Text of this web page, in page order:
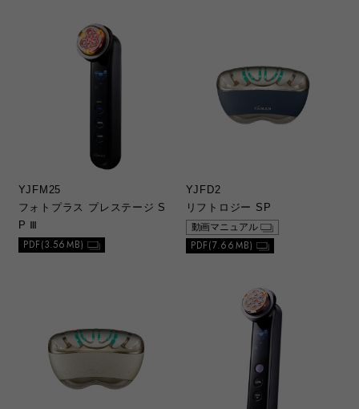
お持ちの製品がその後の仕様変更により、異
なる場合があります。
3）製品には、取扱説明書を補足する安全上の
注意喚起や操作ガイドなどの別紙類が同梱さ
れていることがありますが、本ウェブサイト
ではそれらの別紙類全てが公開されているわ
けではありませんのでご了承ください。
c. 本サービスの更新、変更、中止について
ものに代えて、改訂版を本ウェブサイトに掲
載する場合があります。ただし、本ウェブサ
イトに公開されている総合カタログ、取扱説
明書は、変更の度に修正・更新するものでは
の仕様変更や総合カタログ、取扱説明書の改
版に伴い、当社の選択により、予告なく削除
する場合があります。
3）本ウェブサイトのサービスは予告なく中
止、または内容や条件を変更する場合があり
ます。あらかじめご了承ください。
YJFM25
フォトプラス プレステージ S
P Ⅲ
PDF(3.56MB)
YJFD2
リフトロジー SP
動画マニュアル
PDF(7.66MB)